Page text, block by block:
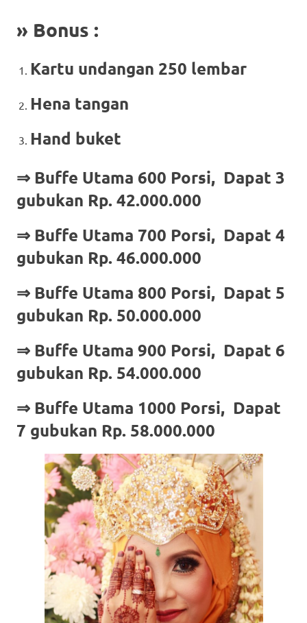
» Bonus :
Kartu undangan 250 lembar
Hena tangan
Hand buket
⇒ Buffe Utama 600 Porsi, Dapat 3
gubukan Rp. 42.000.000
⇒ Buffe Utama 700 Porsi, Dapat 4
gubukan Rp. 46.000.000
⇒ Buffe Utama 800 Porsi, Dapat 5
gubukan Rp. 50.000.000
⇒ Buffe Utama 900 Porsi, Dapat 6
gubukan Rp. 54.000.000
⇒ Buffe Utama 1000 Porsi, Dapat
7 gubukan Rp. 58.000.000